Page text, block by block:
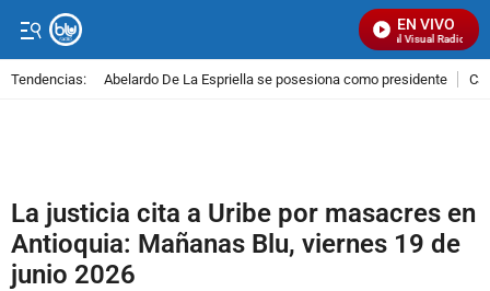
EN VIVO
Señal Visual Radio
Tendencias: Abelardo De La Espriella se posesiona como presidente
La justicia cita a Uribe por masacres en
Antioquia: Mañanas Blu, viernes 19 de
junio 2026